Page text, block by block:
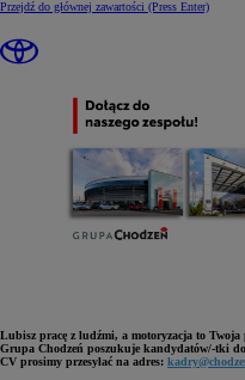
Przejdź do głównej zawartości (Press Enter)
Lubisz pracę z ludźmi, a motoryzacja to Twoja
Grupa Chodzeń poszukuje kandydatów/-tki
CV prosimy przesyłać na adres: